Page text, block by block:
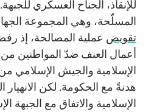
للإنقاذ، الجناح العسكري
المسلّحة، وهي المجموعة
تقويض عملية المصالحة، إذ
أعمال العنف ضدّ المواطنين
الإسلامية والجيش الإسلامي
هدنةً مع الحكومة. لكن الانهيار
الإسلامية والاتفاق مع الجبهة